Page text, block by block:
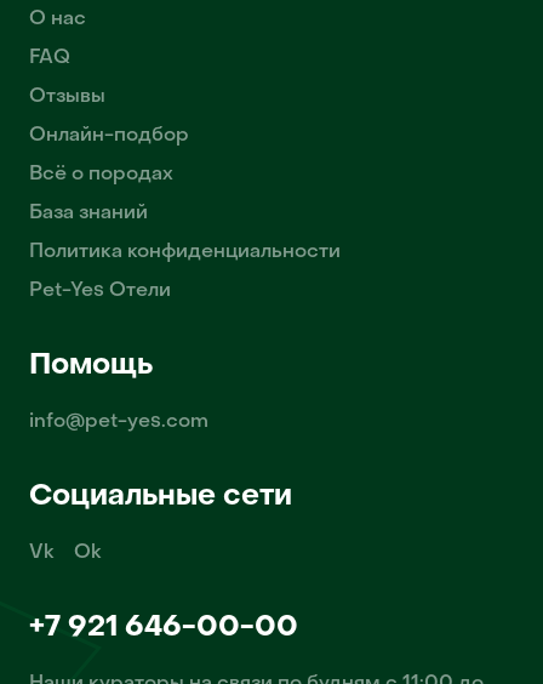
О нас
FAQ
Отзывы
Онлайн-подбор
Всё о породах
База знаний
Политика конфиденциальности
Pet-Yes Отели
Помощь
info@pet-yes.com
Социальные сети
Vk Ok
+7 921 646-00-00